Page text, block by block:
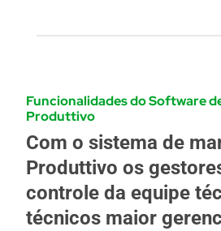
Funcionalidades do Software
Produttivo
Com o sistema de
Produttivo os
controle da equipe
técnicos maior